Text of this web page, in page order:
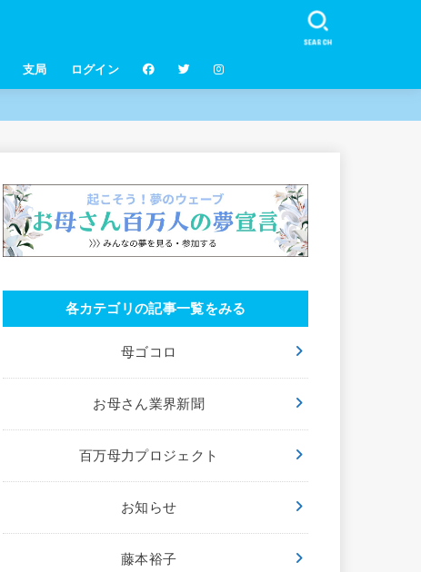
支局 ログイン
SEARCH
各カテゴリの記事一覧をみる
母ゴコロ
お母さん業界新聞
百万母力プロジェクト
お知らせ
藤本裕子